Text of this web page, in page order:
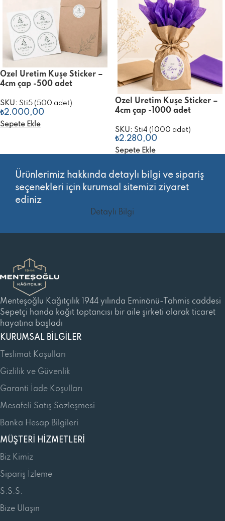
Özel Üretim Kuşe Sticker –
4cm çap -500 adet
SKU: Sti5 (500 adet)
₺2.000,00
Sepete Ekle
Özel Üretim Kuşe Sticker –
4cm çap -1000 adet
SKU: Sti4 (1000 adet)
₺2.280,00
Sepete Ekle
Detaylı Bilgi
Ürünlerimiz hakkında detaylı bilgi ve sipariş
seçenekleri için kurumsal sitemizi ziyaret
ediniz
Menteşoğlu Kağıtçılık 1944 yılında Eminönü-Tahmis caddesi
Sepetçi handa kağıt toptancısı bir aile şirketi olarak ticaret
hayatına başladı
KURUMSAL BILGILER
Teslimat Koşulları
Gizlilik ve Güvenlik
Garanti İade Koşulları
Mesafeli Satış Sözleşmesi
Banka Hesap Bilgileri
MÜŞTERI HIZMETLERI
Biz Kimiz
Sipariş İzleme
S.S.S.
Bize Ulaşın